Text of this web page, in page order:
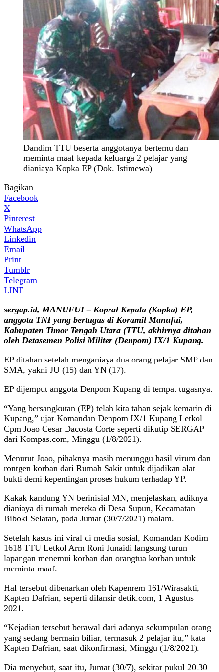
Dandim TTU beserta anggotanya bertemu dan
meminta maaf kepada keluarga 2 pelajar yang
dianiaya Kopka EP (Dok. Istimewa)
Bagikan
Facebook
X
Pinterest
WhatsApp
Linkedin
Email
Print
Tumblr
Telegram
LINE
sergap.id, MANUFUI – Kopral Kepala (Kopka) EP,
anggota TNI yang bertugas di Koramil Manufui,
Kabupaten Timor Tengah Utara (TTU, akhirnya ditahan
oleh Detasemen Polisi Militer (Denpom) IX/1 Kupang.
EP ditahan setelah menganiaya dua orang pelajar SMP dan
SMA, yakni JU (15) dan YN (17).
EP dijemput anggota Denpom Kupang di tempat tugasnya.
“Yang bersangkutan (EP) telah kita tahan sejak kemarin di
Kupang,” ujar Komandan Denpom IX/1 Kupang Letkol
Cpm Joao Cesar Dacosta Corte seperti dikutip SERGAP
dari Kompas.com, Minggu (1/8/2021).
Menurut Joao, pihaknya masih menunggu hasil virum dan
rontgen korban dari Rumah Sakit untuk dijadikan alat
bukti demi kepentingan proses hukum terhadap YP.
Kakak kandung YN berinisial MN, menjelaskan, adiknya
dianiaya di rumah mereka di Desa Supun, Kecamatan
Biboki Selatan, pada Jumat (30/7/2021) malam.
Setelah kasus ini viral di media sosial, Komandan Kodim
1618 TTU Letkol Arm Roni Junaidi langsung turun
lapangan menemui korban dan orangtua korban untuk
meminta maaf.
Hal tersebut dibenarkan oleh Kapenrem 161/Wirasakti,
Kapten Dafrian, seperti dilansir detik.com, 1 Agustus
2021.
“Kejadian tersebut berawal dari adanya sekumpulan orang
yang sedang bermain biliar, termasuk 2 pelajar itu,” kata
Kapten Dafrian, saat dikonfirmasi, Minggu (1/8/2021).
Dia menyebut, saat itu, Jumat (30/7), sekitar pukul 20.30